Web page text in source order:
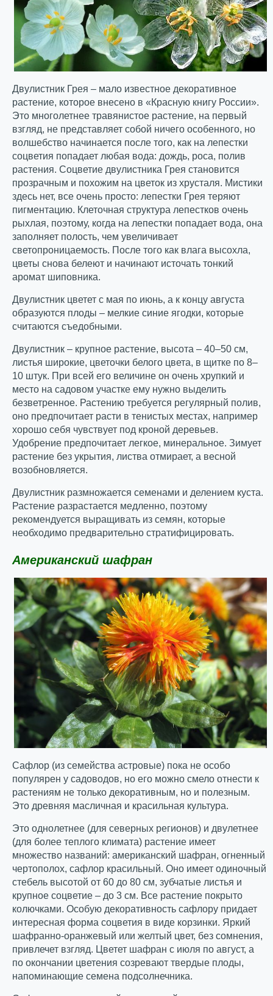
Двулистник Грея – мало известное декоративное
растение, которое внесено в «Красную книгу России».
Это многолетнее травянистое растение, на первый
взгляд, не представляет собой ничего особенного, но
волшебство начинается после того, как на лепестки
соцветия попадает любая вода: дождь, роса, полив
растения. Соцветие двулистника Грея становится
прозрачным и похожим на цветок из хрусталя. Мистики
здесь нет, все очень просто: лепестки Грея теряют
пигментацию. Клеточная структура лепестков очень
рыхлая, поэтому, когда на лепестки попадает вода, она
заполняет полость, чем увеличивает
светопроницаемость. После того как влага высохла,
цветы снова белеют и начинают источать тонкий
аромат шиповника.
Двулистник цветет с мая по июнь, а к концу августа
образуются плоды – мелкие синие ягодки, которые
считаются съедобными.
Двулистник – крупное растение, высота – 40–50 см,
листья широкие, цветочки белого цвета, в щитке по 8–
10 штук. При всей его величине он очень хрупкий и
место на садовом участке ему нужно выделить
безветренное. Растению требуется регулярный полив,
оно предпочитает расти в тенистых местах, например
хорошо себя чувствует под кроной деревьев.
Удобрение предпочитает легкое, минеральное. Зимует
растение без укрытия, листва отмирает, а весной
возобновляется.
Двулистник размножается семенами и делением куста.
Растение разрастается медленно, поэтому
рекомендуется выращивать из семян, которые
необходимо предварительно стратифицировать.
Американский шафран
Сафлор (из семейства астровые) пока не особо
популярен у садоводов, но его можно смело отнести к
растениям не только декоративным, но и полезным.
Это древняя масличная и красильная культура.
Это однолетнее (для северных регионов) и двулетнее
(для более теплого климата) растение имеет
множество названий: американский шафран, огненный
чертополох, сафлор красильный. Оно имеет одиночный
стебель высотой от 60 до 80 см, зубчатые листья и
крупное соцветие – до 3 см. Все растение покрыто
колючками. Особую декоративность сафлору придает
интересная форма соцветия в виде корзинки. Яркий
шафранно-оранжевый или желтый цвет, без сомнения,
привлечет взгляд. Цветет шафран с июля по август, а
по окончании цветения созревают твердые плоды,
напоминающие семена подсолнечника.